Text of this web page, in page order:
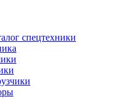
спецтехники